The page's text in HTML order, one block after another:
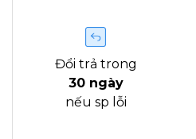
Đổi trả trong
30 ngày
nếu sp lỗi